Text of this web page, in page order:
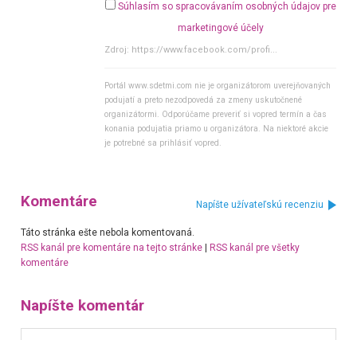
Súhlasím so spracovávaním osobných údajov pre
marketingové účely
Zdroj: https://www.facebook.com/profi...
Portál www.sdetmi.com nie je organizátorom uverejňovaných
podujatí a preto nezodpovedá za zmeny uskutočnené
organizátormi. Odporúčame preveriť si vopred termín a čas
konania podujatia priamo u organizátora. Na niektoré akcie
je potrebné sa prihlásiť vopred.
Komentáre Napíšte užívateľskú recenziu
Táto stránka ešte nebola komentovaná.
RSS kanál pre komentáre na tejto stránke|
RSS kanál pre všetky
komentáre
Napíšte komentár